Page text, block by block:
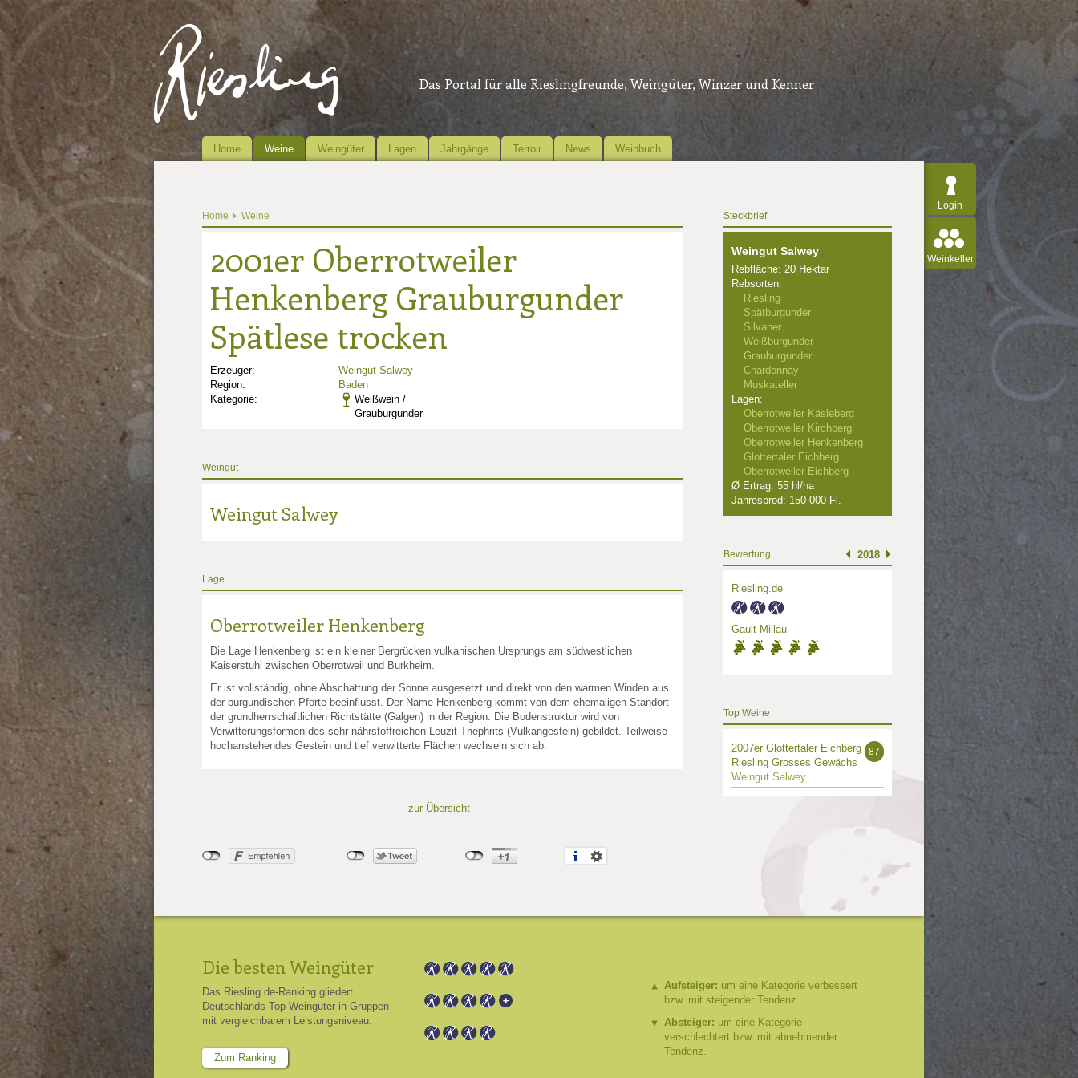
Das Portal für alle Rieslingfreunde, Weingüter, Winzer und Kenner
Home Weine Weingüter Lagen Jahrgänge Terroir News Weinbuch
Login
Weinkeller
Home Weine
2001er Oberrotweiler
Henkenberg Grauburgunder
Spätlese trocken
Erzeuger:
Weingut Salwey
Region:
Baden
Kategorie:
Weißwein /
Grauburgunder
Weingut
Weingut Salwey
Lage
Oberrotweiler Henkenberg
Die Lage Henkenberg ist ein kleiner Bergrücken vulkanischen Ursprungs am südwestlichen
Kaiserstuhl zwischen Oberrotweil und Burkheim.
Er ist vollständig, ohne Abschattung der Sonne ausgesetzt und direkt von den warmen Winden aus
der burgundischen Pforte beeinflusst. Der Name Henkenberg kommt von dem ehemaligen Standort
der grundherrschaftlichen Richtstätte (Galgen) in der Region. Die Bodenstruktur wird von
Verwitterungsformen des sehr nährstoffreichen Leuzit-Thephrits (Vulkangestein) gebildet. Teilweise
hochanstehendes Gestein und tief verwitterte Flächen wechseln sich ab.
zur Übersicht
Steckbrief
Weingut Salwey
Rebfläche: 20 Hektar
Rebsorten:
Riesling
Spätburgunder
Silvaner
Weißburgunder
Grauburgunder
Chardonnay
Muskateller
Lagen:
Oberrotweiler Käsleberg
Oberrotweiler Kirchberg
Oberrotweiler Henkenberg
Glottertaler Eichberg
Oberrotweiler Eichberg
Ø Ertrag: 55 hl/ha
Jahresprod: 150 000 Fl.
Bewertung 2018
Riesling.de
3
3
Punkte: 3
Gault Millau
5
Punkte: 5
Punkte: 5
Millau Punkte: 5
Gault-Millau Punkte: 5
Top Weine
87
2007er Glottertaler Eichberg
Riesling Grosses Gewächs
Weingut Salwey
Die besten Weingüter
Das Riesling.de-Ranking gliedert
Deutschlands Top-Weingüter in Gruppen
mit vergleichbarem Leistungsniveau.
Zum Ranking
Aufsteiger: um eine Kategorie verbessert
bzw. mit steigender Tendenz.
Absteiger: um eine Kategorie
verschlechtert bzw. mit abnehmender
Tendenz.